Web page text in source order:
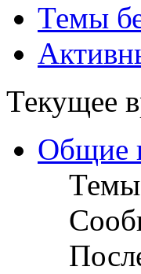
Темы
Текущее
Общие
Темы